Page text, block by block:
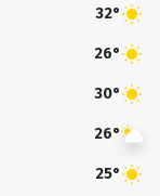
32°
26°
30°
26°
25°